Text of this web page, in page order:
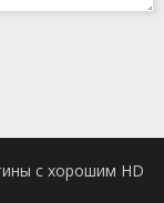
с хорошим HD